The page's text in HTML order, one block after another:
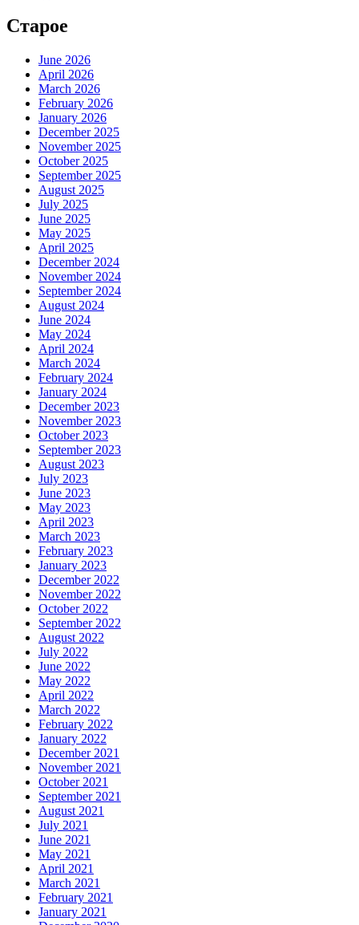
Старое
June 2026
April 2026
March 2026
February 2026
January 2026
December 2025
November 2025
October 2025
September 2025
August 2025
July 2025
June 2025
May 2025
April 2025
December 2024
November 2024
September 2024
August 2024
June 2024
May 2024
April 2024
March 2024
February 2024
January 2024
December 2023
November 2023
October 2023
September 2023
August 2023
July 2023
June 2023
May 2023
April 2023
March 2023
February 2023
January 2023
December 2022
November 2022
October 2022
September 2022
August 2022
July 2022
June 2022
May 2022
April 2022
March 2022
February 2022
January 2022
December 2021
November 2021
October 2021
September 2021
August 2021
July 2021
June 2021
May 2021
April 2021
March 2021
February 2021
January 2021